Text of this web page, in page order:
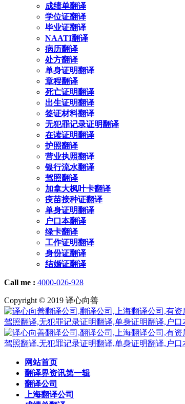
成绩单翻译
学位证翻译
毕业证翻译
NAATI翻译
病历翻译
处方翻译
单身证明翻译
章程翻译
死亡证明翻译
出生证明翻译
签证材料翻译
无犯罪记录证明翻译
在读证明翻译
护照翻译
营业执照翻译
银行流水翻译
驾照翻译
加拿大枫叶卡翻译
疫苗接种证翻译
单身证明翻译
户口本翻译
绿卡翻译
工作证明翻译
身份证翻译
结婚证翻译
Call me : 4000-026-928
Copyright © 2019 译心向善
网站首页
翻译界资讯第一辑
翻译公司
上海翻译公司